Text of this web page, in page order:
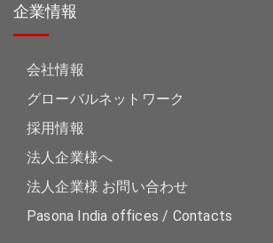
企業情報
会社情報
グローバルネットワーク
採用情報
法人企業様へ
法人企業様 お問い合わせ
Pasona India offices / Contacts